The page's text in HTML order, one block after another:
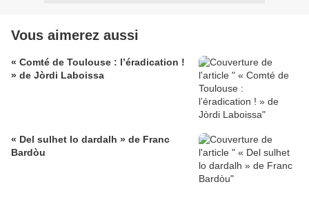
Vous aimerez aussi
« Comté de Toulouse : l’éradication !
» de Jòrdi Laboissa
« Del sulhet lo dardalh » de Franc
Bardòu